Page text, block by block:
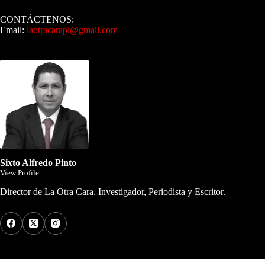
CONTÁCTENOS:
Email: laotracarapi@gmail.com
Sixto Alfredo Pinto
View Profile
Director de La Otra Cara. Investigador, Periodista y Escritor.